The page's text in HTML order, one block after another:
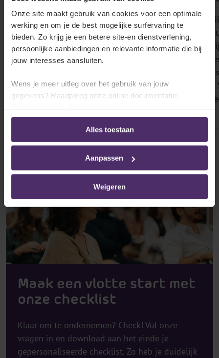
Onze site maakt gebruik van cookies voor een optimale
werking en om je de best mogelijke surfervaring te
bieden. Zo krijg je een betere site-en dienstverlening,
persoonlijke aanbiedingen en relevante informatie die bij
jouw interesses aansluiten.
Wens je meer uitleg over het gebruik van jouw
gegevens? Raadpleeg onze online documentatie:
Alles toestaan
Aanpassen
Weigeren
Een eenmanszaak registreren
of een vennootschap
oprichten is de meest
gebruikelijke
startende freelancer in
België.
Ondernemer
Doninck, co-
Payflip, deelt
voor een
aan The North
launched by
Alle artikels over dit thema
Maak een vlotte start met
onze checklist
Klaar om te ondernemen? Check! Vul onze
vragen in en download aan het einde je
gepersonaliseerde checklist. Zo heb je duidelijk